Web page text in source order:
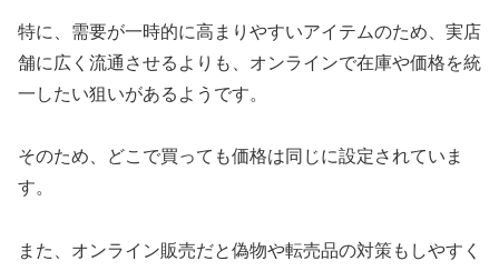
特に、需要が一時的に高まりやすいアイテムのため、実店
舗に広く流通させるよりも、オンラインで在庫や価格を統
一したい狙いがあるようです。
そのため、どこで買っても価格は同じに設定されていま
す。
また、オンライン販売だと偽物や転売品の対策もしやすく